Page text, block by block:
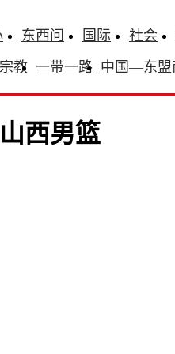
东西问 国际 社会
宗教 一带一路 中国—东盟
西男篮